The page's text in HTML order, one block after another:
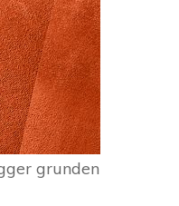
grunden